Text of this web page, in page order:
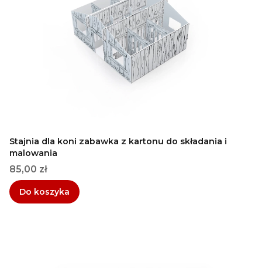
Stajnia dla koni zabawka z kartonu do składania i
malowania
Cena
85,00 zł
Do koszyka